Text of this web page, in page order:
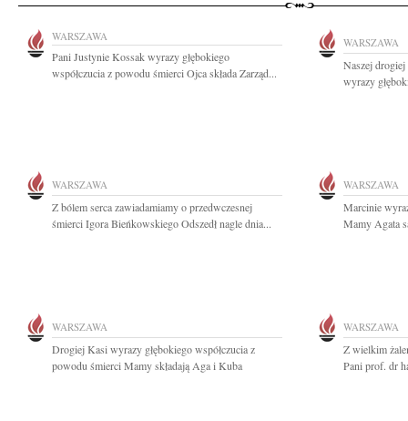
WARSZAWA
Pani Justynie Kossak wyrazy głębokiego
współczucia z powodu śmierci Ojca składa Zarząd...
WARSZAWA
Naszej drogiej
wyrazy
WARSZAWA
Z bólem serca zawiadamiamy o przedwczesnej
śmierci Igora Bieńkowskiego Odszedł nagle dnia...
WARSZAWA
Marcinie
Mamy Agata
WARSZAWA
Drogiej Kasi wyrazy głębokiego współczucia z
powodu śmierci Mamy składają Aga i Kuba
WARSZAWA
Z wielkim
Pani prof. dr